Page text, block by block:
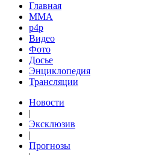
Главная
MMA
p4p
Видео
Фото
Досье
Энциклопедия
Трансляции
Новости
|
Эксклюзив
|
Прогнозы